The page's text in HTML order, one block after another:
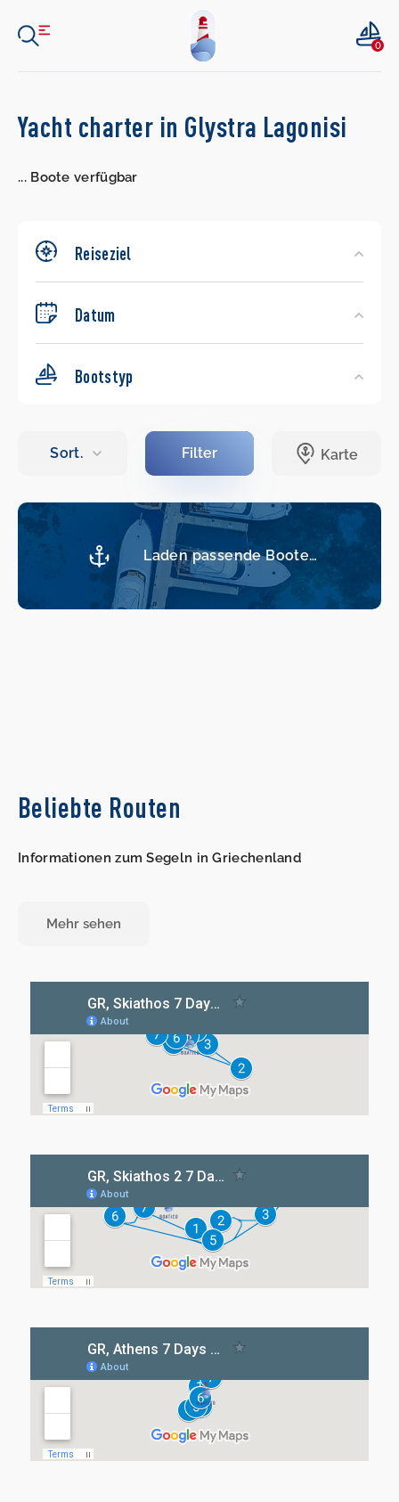
0
Search
Yacht charter in Glystra Lagonisi
...Boote verfügbar
Reiseziel
Datum
Bootstyp
Laden passende Boote…
Beliebte Routen
Informationen zum Segeln in Griechenland
Mehr sehen